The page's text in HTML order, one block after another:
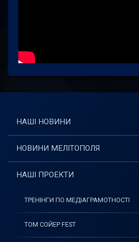
НАШІ НОВИНИ
НОВИНИ МЕЛІТОПОЛЯ
НАШІ ПРОЕКТИ
ТРЕНІНГИ ПО МЕДІАГРАМОТНОСТІ
ТОМ СОЙЕР FEST